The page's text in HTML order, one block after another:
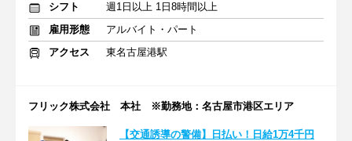
シフト
週1日以上 1日8時間以上
雇用形態
アルバイト・パート
アクセス
東名古屋港駅
フリック株式会社 本社 ※勤務地：名古屋市港区エリア
【交通誘導の警備】日払い！日給1万4千円